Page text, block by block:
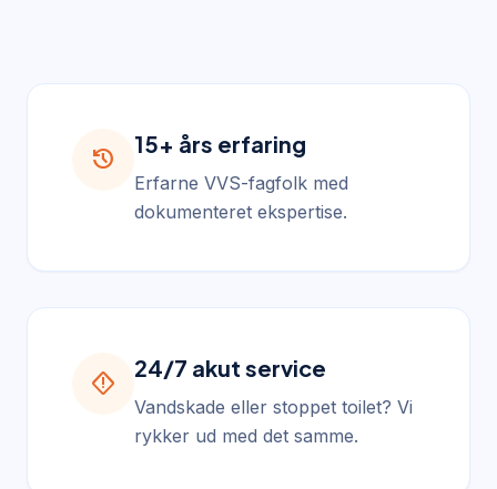
history
15+ års erfaring
Erfarne VVS-fagfolk med
dokumenteret ekspertise.
emergency_home
24/7 akut service
Vandskade eller stoppet toilet? Vi
rykker ud med det samme.